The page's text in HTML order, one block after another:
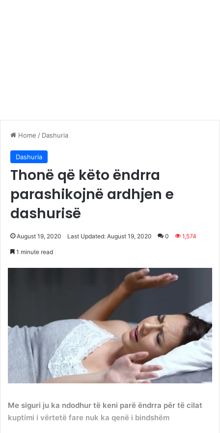
Home / Dashuria
Dashuria
Thonë që këto ëndrra
parashikojnë ardhjen e
dashurisë
August 19, 2020 Last Updated: August 19, 2020 0 1,574
1 minute read
Me siguri ju ka ndodhur të keni parë ëndrra për të cilat
kuptimi i vërtetë fare nuk ka qenë i bindshëm